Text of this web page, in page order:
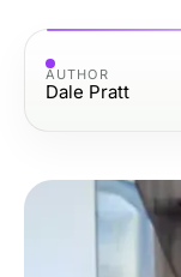
AUTHOR
Dale Pratt